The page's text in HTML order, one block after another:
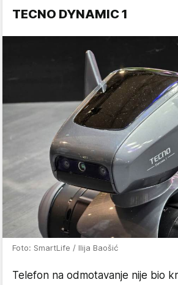
TECNO DYNAMIC 1
Foto: SmartLife / Ilija Baošić
Telefon na odmotavanje nije bio